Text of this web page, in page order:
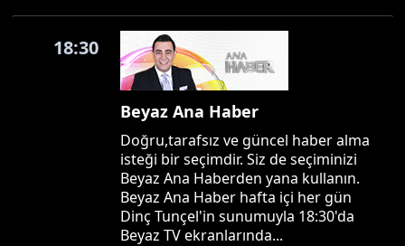
18:30
Beyaz Ana Haber
Doğru,tarafsız ve güncel haber alma
isteği bir seçimdir. Siz de seçiminizi
Beyaz Ana Haberden yana kullanın.
Beyaz Ana Haber hafta içi her gün
Dinç Tunçel'in sunumuyla 18:30'da
Beyaz TV ekranlarında...